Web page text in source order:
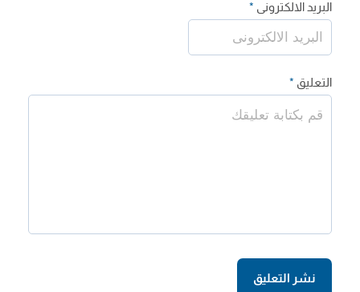
البريد الالكترونى *
التعليق *